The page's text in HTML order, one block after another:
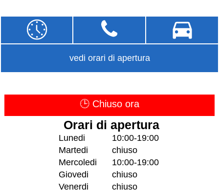
vedi orari di apertura
🕒 Chiuso ora
Orari di apertura
Lunedi
10:00-19:00
Martedi
chiuso
Mercoledi
10:00-19:00
Giovedi
chiuso
Venerdi
chiuso